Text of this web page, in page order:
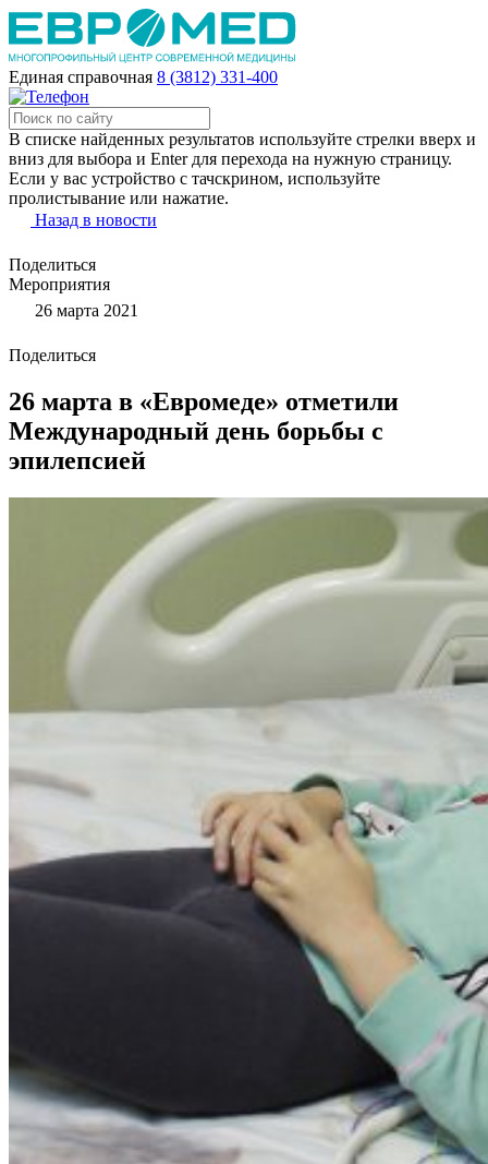
Единая справочная 8 (3812) 331-400
В списке найденных результатов используйте стрелки вверх и
вниз для выбора и Enter для перехода на нужную страницу.
Если у вас устройство с тачскрином, используйте
пролистывание или нажатие.
Назад в новости
Поделиться
Мероприятия
26 марта 2021
Поделиться
26 марта в «Евромеде» отметили
Международный день борьбы с
эпилепсией